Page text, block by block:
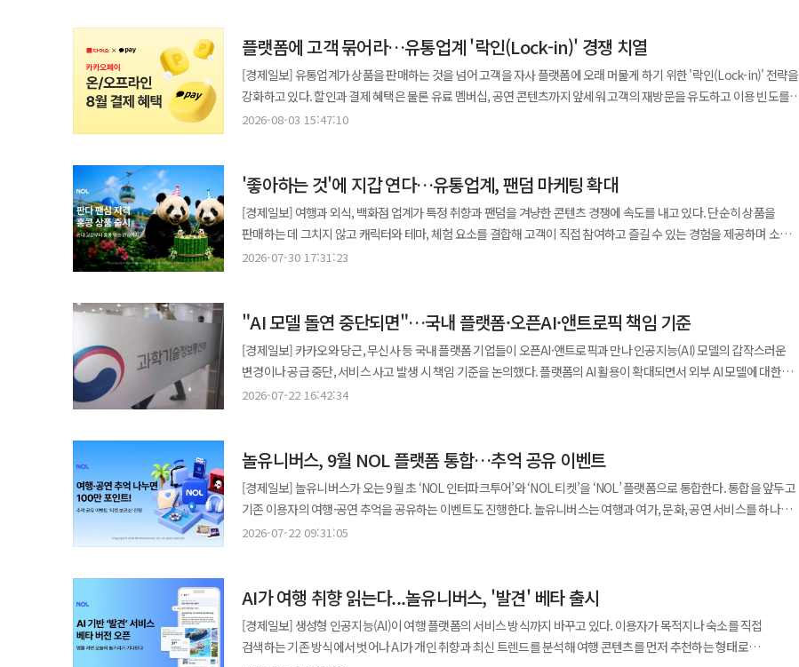
플랫폼에 고객 묶어라…유통업계 '락인(Lock-in)' 경쟁 치열
[경제일보] 유통업계가 상품을 판매하는 것을 넘어 고객을 자사 플랫폼에 오래 머물게 하기 위한 '락인(Lock-in)' 전략을
강화하고 있다. 할인과 결제 혜택은 물론 유료 멤버십, 공연 콘텐츠까지 앞세워 고객의 재방문을 유도하고 이용 빈도를
높이는 경쟁이 한층 치열해지는 모습이다. 3일 업계에 따르면 아성다이소와 호텔신라, 놀유니버스는 결제 서비스와
함께 온·오프라인 통합 이벤트를 진행한다. 다이소몰에서는 카카오페이머니로 3만원 이상 결제하면 즉시 할인 혜택을
제공하고, 전국 다이소 매장에서는 카카오페이머니 첫 결제 고객에게 결제 금액의 최대 50%를 카카오페이포인트로
적립해준다. 온라인몰과 오프라인 매장에서 각각 혜택을 받을 수 있도록 설계해 고객의 온·오프라인 이용을 동시에
유도하는 것이 특징이다. 다이소몰은 무료배송과 매장픽업, 오늘배송 등 다양한 서비스를 운영하고 있으며, 회사는
앞으로도 다양한 결제 플랫폼과의 협업을 확대해 고객 편의성을 높인다는 계획이다. 아성다이소 관계자는 "이번
각각의 쇼핑 편의성과 재미를 높여 고객들의 이용 경험을 확대하고 재방문에도 긍정적인 역할을 할 것으로 기대한다"고
말했다. 이어 "앞으로도 고객들이 더욱 편리하고 실용적인 쇼핑을 할 수 있도록 다양한 결제 서비스와 협업하고
차별화된 이벤트를 지속 확대해 나갈 계획"이라고 밝혔다. 호텔업계는 유료 멤버십을 세분화하며 충성고객 확보에
나섰다. 서울신라호텔과 제주신라호텔은 통합 유료 멤버십 '신라에스(Shilla S)'를 리뉴얼하고 고객 이용 패턴에 맞춰
기존 2단계에서 '셀렉트', '시그니처', '프레스티지' 등 3단계로 상품을 개편했다. 신규 등급인 '시그니처'는 숙박과
고객의 재방문을 유도한다. 리뉴얼을 기념해 8월 한 달간 가입 고객을 대상으로 스위트 객실 숙박권과 뷔페 이용권 등을
제공하는 이벤트도 진행한다. 호텔신라 관계자는 "기존 '신라에스' 운영 과정에서 합리적인 혜택을 선호하는 고객부터
숙박과 미식을 함께 즐기려는 고객, 프리미엄 서비스를 원하는 고객까지 이용 목적과 소비 성향이 다양해지는 것을
중점을 두고 있다"며 "객실과 레스토랑 할인뿐 아니라 우선 예약과 신라리워즈 상위 등급 제공 등 고객 경험 중심의
혜택을 강화했으며 앞으로도 고객 니즈와 이용 패턴을 반영한 차별화된 서비스를 지속 확대해 나갈 계획"이라고 밝혔다.
놀유니버스는 대규모 음악 축제를 활용해 플랫폼 이용 확대에 나섰다. 오는 10월 개최하는 'NOL FESTIVAL'의 마지막
무료 응모를 시작하고 3차 아티스트 라인업을 공개했다. 고객들은 출석체크와 데일리 퀴즈, 공유하기, OX 퀴즈 등
2026-08-03 15:47:10
'좋아하는 것'에 지갑 연다…유통업계, 팬덤 마케팅 확대
[경제일보] 여행과 외식, 백화점 업계가 특정 취향과 팬덤을 겨냥한 콘텐츠 경쟁에 속도를 내고 있다. 단순히 상품을
판매하는 데 그치지 않고 캐릭터와 테마, 체험 요소를 결합해 고객이 직접 참여하고 즐길 수 있는 경험을 제공하며 소비를
이끌어내는 전략이다. 놀유니버스는 막바지 여름 휴가철을 앞두고 홍콩 쌍둥이 판다의 생일을 함께 즐길 수 있는 여행
구성됐으며, 소호거리와 빅토리아피크, 스탠리 해변 등 홍콩 대표 관광지도 함께 둘러볼 수 있도록 했다. 왕복 항공권과
호텔, 공항 픽업 서비스까지 포함해 고객 편의성을 높였다. 놀유니버스는 앞으로도 특정 취향을 가진 고객을 겨냥한
테마형 여행 상품을 지속 확대한다는 계획이다. 놀유니버스 관계자는 "최근 여행은 유명 관광지를 둘러보는 방식에서
벗어나 자신의 관심사와 취향을 중심으로 여행을 선택하는 경향이 더욱 뚜렷해지고 있다"며 "K-팝과 스포츠, 미식,
캐릭터 등 특정 콘텐츠를 목적으로 여행을 떠나는 고객이 늘면서 여행의 목적도 한층 세분화되는 추세"라고 말했다.
관심사와 취향을 반영한 테마형 여행상품을 지속 선보일 계획"이라고 했다. 그러면서 "현재 스포츠 직관과 레저·
스포츠, 콘서트·페스티벌, 문화·전문가형 등 다양한 SIT 상품을 운영하고 있다"며 "놀유니버스가 보유한
엔터테인먼트와 문화 콘텐츠 경쟁력을 연계해 NOL만의 차별화된 취향 기반 여행상품을 지속 확대해 나가겠다"고
밝혔다. 외식업계도 인기 캐릭터와의 협업을 통해 고객 경험을 강화하고 있다. 아웃백 스테이크하우스가
끌었다. 실제로 신메뉴 출시 이후 4주 동안 사회관계망서비스(SNS)에서 '곰돌이 푸' 관련 언급량과 해시태그 수는 출시
전보다 4배 이상 증가했다. 고객들은 메뉴뿐 아니라 포토존과 매장 방문 인증 사진을 공유하며 협업 콘텐츠를 적극
소비했다. 아웃백 관계자는 "디즈니코리아와 함께 선보인 '곰돌이 푸' 콜라보 신메뉴에 많은 고객들이 관심을 보내주신
2026-07-30 17:31:23
"AI 모델 돌연 중단되면"…국내 플랫폼·오픈AI·앤트로픽 책임 기준
[경제일보] 카카오와 당근, 무신사 등 국내 플랫폼 기업들이 오픈AI·앤트로픽과 만나 인공지능(AI) 모델의 갑작스러운
변경이나 공급 중단, 서비스 사고 발생 시 책임 기준을 논의했다. 플랫폼의 AI 활용이 확대되면서 외부 AI 모델에 대한
의존도와 이용자 보호 문제를 함께 해결하려는 움직임이다. 과학기술정보통신부가 운영을 지원하는 ‘플랫폼
참석했다. 핵심 의제는 AI 서비스의 예측 가능성이다. 플랫폼 기업은 외부 AI 모델을 자사 서비스에 연동한 뒤 모델
버전이 예고 없이 바뀌거나 공급이 중단되면 답변 품질과 기능, 안전성에 영향을 받을 수 있다. 플랫폼이 문제를 직접
통제하기 어려운데도 이용자에 대한 책임은 플랫폼이 우선 부담할 가능성이 크다. 플랫폼과 AI 기업은 모델 변경과 공급
중단에 관한 중장기 로드맵을 공유하고 주요 변화가 있을 때 사전에 알리는 고지 기준을 논의하기로 했다. 서비스 환경
변화에 대비할 시간을 확보하고 장애나 품질 저하에 따른 이용자 피해를 줄이려는 취지다. 특정 모델에 대한 종속을
있도록 지원하는 방안을 논의했다. 국내 플랫폼 간 서비스 연동성을 높이는 문제에 대해서도 의견을 나눴다. 모델 전환이
쉬워지면 하나의 AI 기업이 공급을 중단하거나 가격·정책을 변경해도 다른 모델로 대체할 수 있다. 다만 모델마다 응답
형식과 성능, 안전 기준이 달라 단순한 기술 표준만으로 완전한 호환성을 확보하기는 어렵다. 데이터 구조와 인증, 권한
관리까지 함께 맞춰야 실제 전환이 가능하다. AI 사고의 책임 소재도 주요 쟁점이다. 플랫폼은 이용자 화면과 데이터,
2026-07-22 16:42:34
놀유니버스, 9월 NOL 플랫폼 통합…추억 공유 이벤트
[경제일보] 놀유니버스가 오는 9월 초 ‘NOL 인터파크투어’와 ‘NOL 티켓’을 ‘NOL’ 플랫폼으로 통합한다. 통합을 앞두고
기존 이용자의 여행·공연 추억을 공유하는 이벤트도 진행한다. 놀유니버스는 여행과 여가, 문화, 공연 서비스를 하나의
플랫폼에서 이용할 수 있도록 NOL 서비스를 개편한다고 22일 밝혔다. 플랫폼 통합 기념 ‘티켓 보관소’ 이벤트에서는
예매 내역을 인증하면 당첨 가능성이 높아진다. 1등 2명에게는 100만 NOL 포인트, 2등 6명에게는 30만 포인트, 3등
100명에게는 1만 포인트를 지급한다. 이용자의 여행·공연 선호도를 확인하는 ‘NOL 취향 투표소’도 운영한다. 참여자는
선호하는 휴가 유형과 여행 버킷리스트, 보고 싶은 공연 등을 선택할 수 있다. 투표 참여자 가운데 300명을 추첨해 특별
제작한 ‘NOL BAG’을 제공한다. 놀유니버스는 올해 상반기 예매 데이터도 공개했다. 이용자가 가장 오래 머문 해외
2026-07-22 09:31:05
AI가 여행 취향 읽는다...놀유니버스, '발견' 베타 출시
[경제일보] 생성형 인공지능(AI)이 여행 플랫폼의 서비스 방식까지 바꾸고 있다. 이용자가 목적지나 숙소를 직접
검색하는 기존 방식에서 벗어나 AI가 개인 취향과 최신 트렌드를 분석해 여행 콘텐츠를 먼저 추천하는 형태로